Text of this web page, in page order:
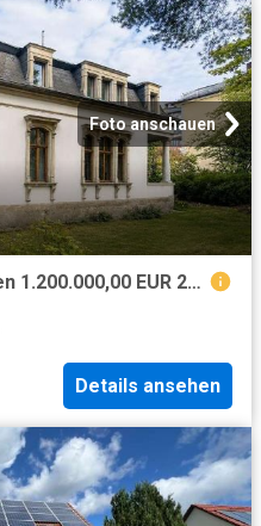
Foto anschauen
Haus zum Kaufen in Dresden 1.200.000,00 EUR 290 m²
Details ansehen